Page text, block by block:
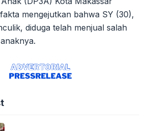
mengejutkan bahwa SY (30),
diduga telah menjual salah